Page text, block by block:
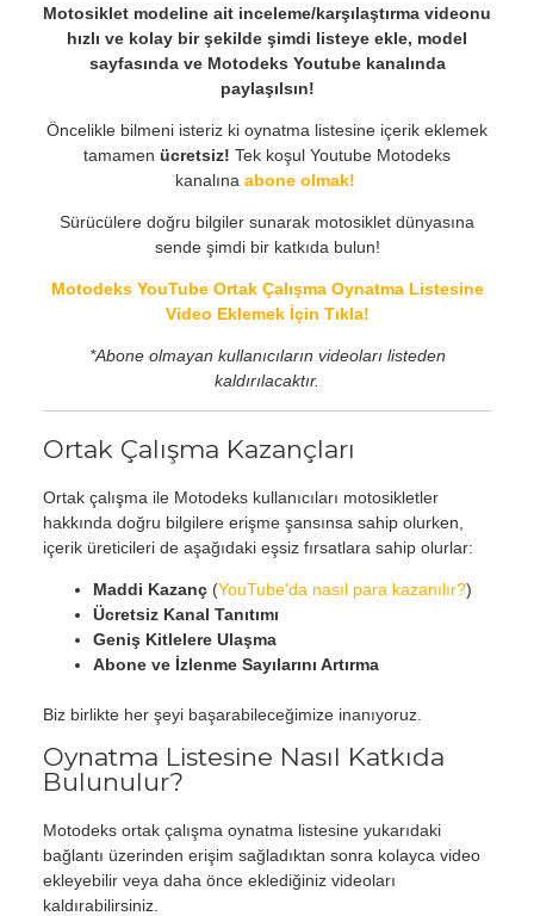
Motosiklet modeline ait inceleme/karşılaştırma videonu
hızlı ve kolay bir şekilde şimdi listeye ekle, model
sayfasında ve Motodeks Youtube kanalında
paylaşılsın!
Öncelikle bilmeni isteriz ki oynatma listesine içerik eklemek
tamamen ücretsiz! Tek koşul Youtube Motodeks
kanalına abone olmak!
Sürücülere doğru bilgiler sunarak motosiklet dünyasına
sende şimdi bir katkıda bulun!
Motodeks YouTube Ortak Çalışma Oynatma Listesine
Video Eklemek İçin Tıkla!
*Abone olmayan kullanıcıların videoları listeden
kaldırılacaktır.
Ortak Çalışma Kazançları
Ortak çalışma ile Motodeks kullanıcıları motosikletler
hakkında doğru bilgilere erişme şansınsa sahip olurken,
içerik üreticileri de aşağıdaki eşsiz fırsatlara sahip olurlar:
Maddi Kazanç(YouTube'da nasıl para kazanılır?)
Ücretsiz Kanal Tanıtımı
Geniş Kitlelere Ulaşma
Abone ve İzlenme Sayılarını Artırma
Biz birlikte her şeyi başarabileceğimize inanıyoruz.
Oynatma Listesine Nasıl Katkıda
Bulunulur?
Motodeks ortak çalışma oynatma listesine yukarıdaki
bağlantı üzerinden erişim sağladıktan sonra kolayca video
ekleyebilir veya daha önce eklediğiniz videoları
kaldırabilirsiniz.